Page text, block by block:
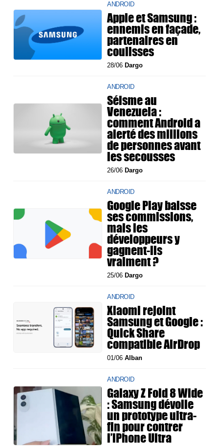
ANDROID
Apple et Samsung :
ennemis en façade,
partenaires en
coulisses
28/06 Dargo
ANDROID
Séisme au
Venezuela :
comment Android a
alerté des millions
de personnes avant
les secousses
26/06 Dargo
ANDROID
Google Play baisse
ses commissions,
mais les
développeurs y
gagnent-ils
vraiment ?
25/06 Dargo
ANDROID
Xiaomi rejoint
Samsung et Google :
Quick Share
compatible AirDrop
01/06Alban
ANDROID
Galaxy Z Fold 8 Wide
: Samsung dévoile
un prototype ultra-
fin pour contrer
l’iPhone Ultra